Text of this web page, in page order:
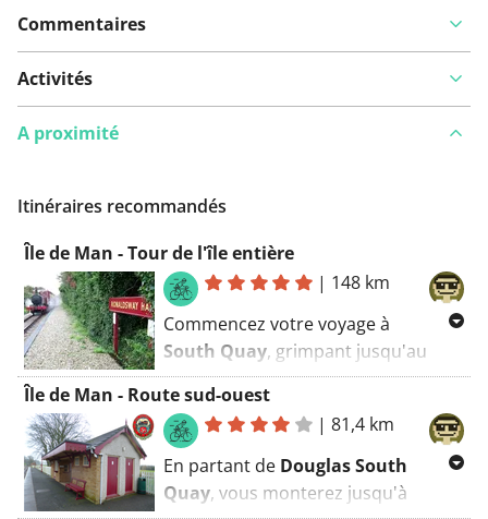
Commentaires
Activités
A proximité
Itinéraires recommandés
Île de Man - Tour de l'île entière
| 148 km
Commencez votre voyage à
South Quay, grimpant jusqu'au
point de vue deDouglas Headpour
un adieu panoramique à la capitale.
Votre direction sud vous emmène à
travers les rues médiévales de
Castletown et continue vers la
Île de Man - Route sud-ouest
|81,4 km
En partant de Douglas South
Quay, vous monterez jusqu'à